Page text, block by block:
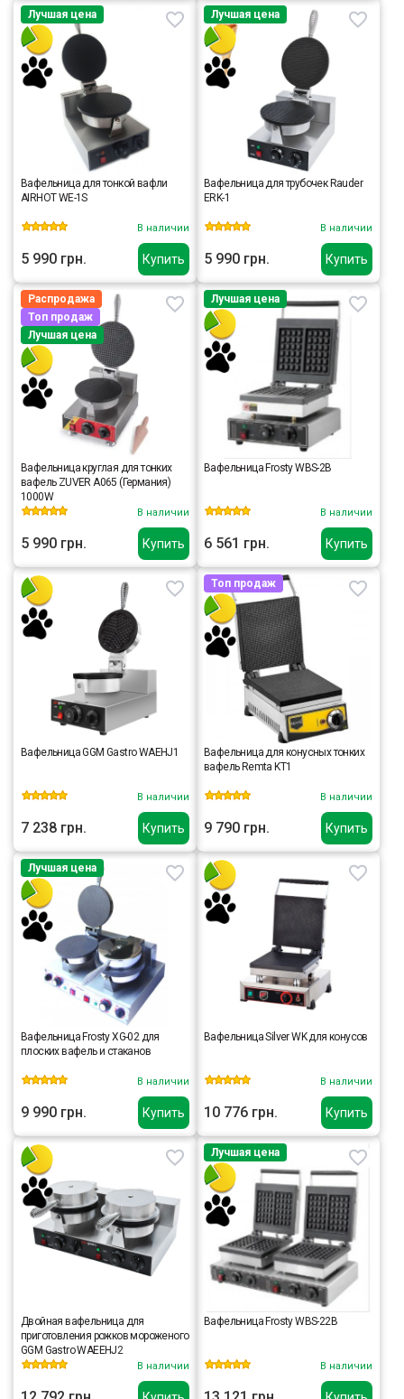
Купить
Лучшая цена
Вафельница для тонкой вафли
AIRHOT WE-1S
В наличии
5 990 грн. Купить
Лучшая цена
Вафельница для трубочек Rauder
ERK-1
В наличии
5 990 грн.
Купить
Распродажа
Топ продаж
Лучшая цена
Вафельница круглая для тонких
вафель ZUVER A065 (Германия)
1000W
В наличии
5 990 грн. Купить
Лучшая цена
Вафельница Frosty WBS-2B
В наличии
6 561 грн.
Купить
Вафельница GGM Gastro WAEHJ1
В наличии
7 238 грн. Купить
Топ продаж
Вафельница для конусных тонких
вафель Remta KT1
В наличии
9 790 грн.
Купить
Лучшая цена
Вафельница Frosty XG-02 для
плоских вафель и стаканов
В наличии
9 990 грн. Купить
Вафельница Silver WK для конусов
В наличии
10 776 грн.
Двойная вафельница для
приготовления рожков мороженого
GGM Gastro WAEEHJ2
В наличии
Лучшая цена
Вафельница Frosty WBS-22B
В наличии